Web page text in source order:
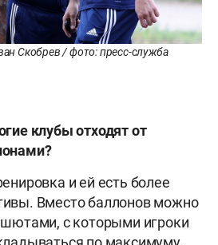
Скобрев / фото: пресс-служба
клубы отходят от
и ей есть более
Вместо баллонов можно
с которыми игроки